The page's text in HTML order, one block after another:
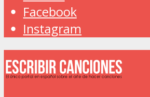
Facebook
Instagram